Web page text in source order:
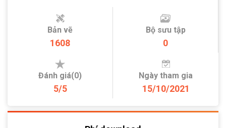
Bản vẽ
1608
Bộ sưu tập
0
Đánh giá(0)
5/5
Ngày tham gia
15/10/2021